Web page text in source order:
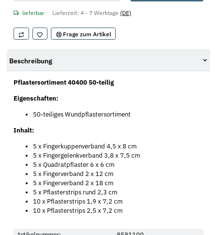
lieferbar Lieferzeit: 4 - 7 Werktage (DE)
Frage zum Artikel
Beschreibung
Pflastersortiment 40400 50-teilig
Eigenschaften:
50-teiliges Wundpflastersortiment
Inhalt:
5 x Fingerkuppenverband 4,5 x 8 cm
5 x Fingergelenkverband 3,8 x 7,5 cm
5 x Quadratpflaster 6 x 6 cm
5 x Fingerverband 2 x 12 cm
5 x Fingerverband 2 x 18 cm
5 x Pflasterstrips rund 2,3 cm
10 x Pflasterstrips 1,9 x 7,2 cm
10 x Pflasterstrips 2,5 x 7,2 cm